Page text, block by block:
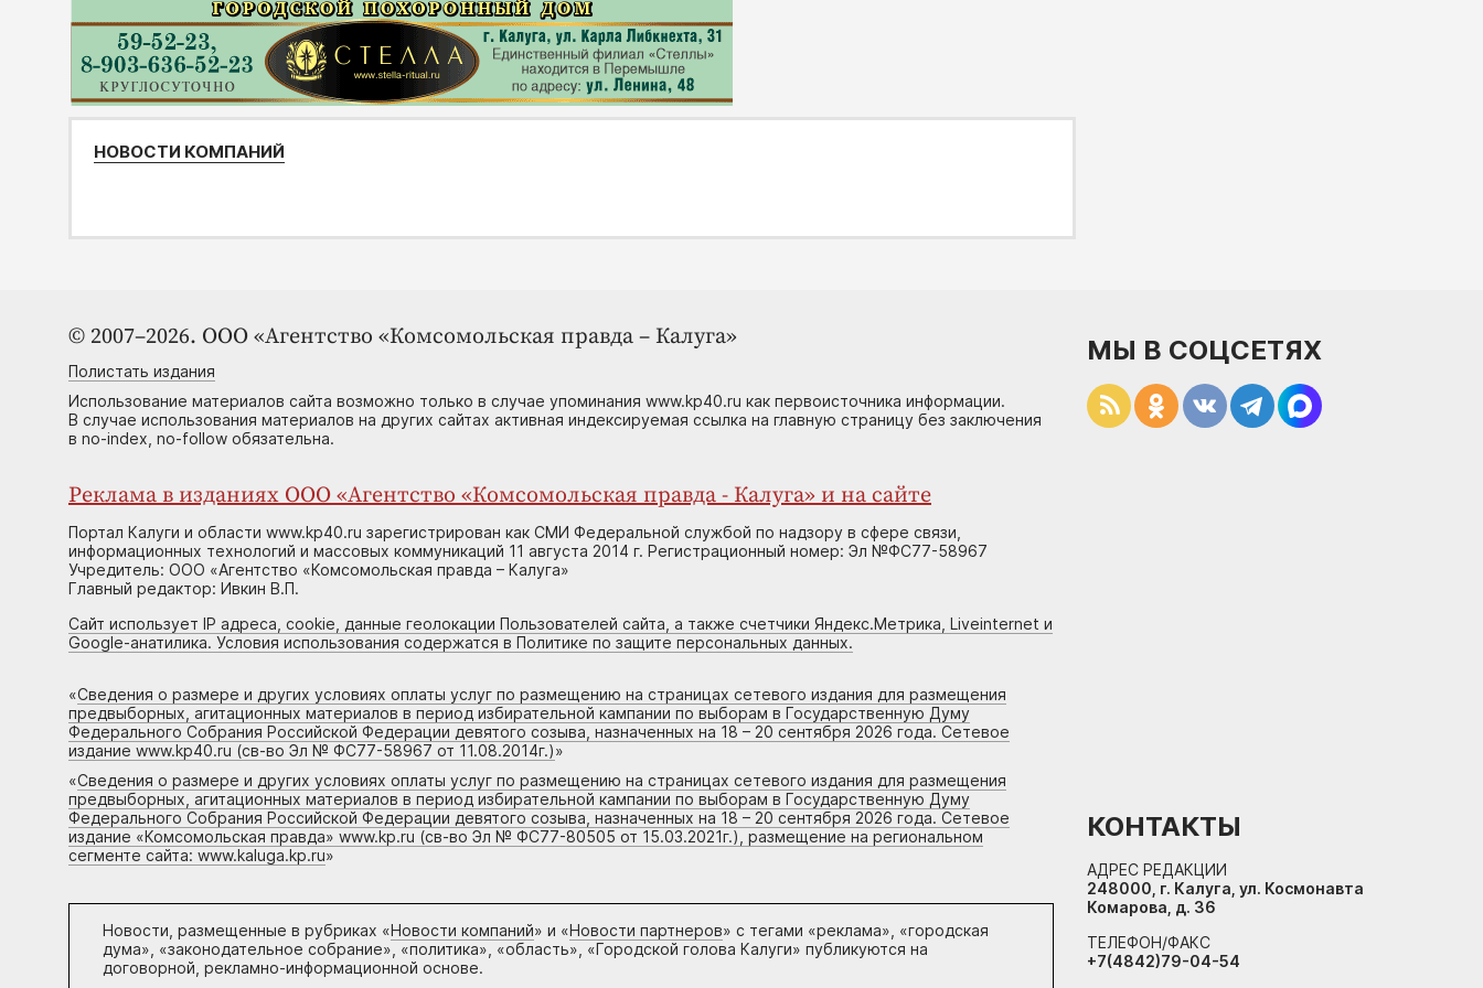
НОВОСТИ КОМПАНИЙ
© 2007–2026. ООО «Агентство «Комсомольская правда – Калуга»
Полистать издания
Использование материалов сайта возможно только в случае упоминания www.kp40.ru как первоисточника информации.
В случае использования материалов на других сайтах активная индексируемая ссылка на главную страницу без заключения
в no-index, no-follow обязательна.
Реклама в изданиях ООО «Агентство «Комсомольская правда - Калуга» и на сайте
Портал Калуги и области www.kp40.ru зарегистрирован как СМИ Федеральной службой по надзору в сфере связи,
информационных технологий и массовых коммуникаций 11 августа 2014 г. Регистрационный номер: Эл №ФС77-58967
Учредитель: ООО «Агентство «Комсомольская правда – Калуга»
Главный редактор: Ивкин В.П.
Сайт использует IP адреса, cookie, данные геолокации Пользователей сайта, а также счетчики Яндекс.Метрика, Liveinternet и
Google-анатилика. Условия использования содержатся в Политике по защите персональных данных.
«Сведения о размере и других условиях оплаты услуг по размещению на страницах сетевого издания для размещения
предвыборных, агитационных материалов в период избирательной кампании по выборам в Государственную Думу
Федерального Собрания Российской Федерации девятого созыва, назначенных на 18 – 20 сентября 2026 года. Сетевое
издание www.kp40.ru (св-во Эл № ФС77-58967 от 11.08.2014г.)»
«Сведения о размере и других условиях оплаты услуг по размещению на страницах сетевого издания для размещения
предвыборных, агитационных материалов в период избирательной кампании по выборам в Государственную Думу
Федерального Собрания Российской Федерации девятого созыва, назначенных на 18 – 20 сентября 2026 года. Сетевое
издание «Комсомольская правда» www.kp.ru (св-во Эл № ФС77-80505 от 15.03.2021г.), размещение на региональном
сегменте сайта: www.kaluga.kp.ru»
Новости, размещенные в рубриках «Новости компаний» и «Новости партнеров» с тегами «реклама», «городская
дума», «законодательное собрание», «политика», «область», «Городской голова Калуги» публикуются на
договорной, рекламно-информационной основе.
МЫ В СОЦСЕТЯХ
КОНТАКТЫ
АДРЕС РЕДАКЦИИ
248000, г. Калуга, ул. Космонавта
Комарова, д. 36
ТЕЛЕФОН/ФАКС
+7(4842)79-04-54